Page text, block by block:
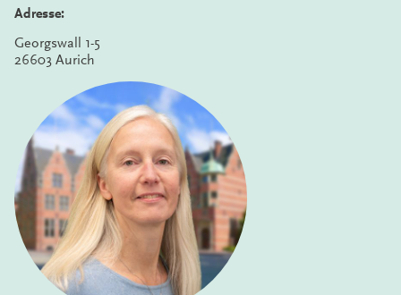
Adresse:
Georgswall 1-5
26603 Aurich